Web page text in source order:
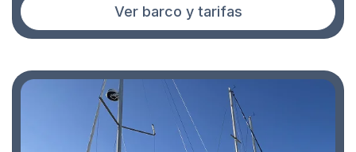
Ver barco y tarifas